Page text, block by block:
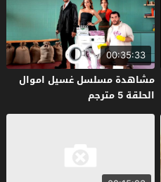
00:35:33
مشاهدة مسلسل غسيل اموال
الحلقة 5 مترجم